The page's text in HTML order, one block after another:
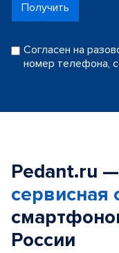
Получить
Согласен на
номер телефона,
Pedant.ru —
сервисная
России